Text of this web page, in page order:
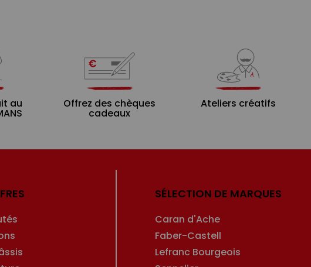
au Offrez des chèques
cadeaux
Ateliers créatifs
SÉLECTION DE MARQUES
Caran d'Ache
Faber-Castell
Lefranc Bourgeois